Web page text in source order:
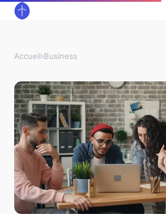
Accueil›Business